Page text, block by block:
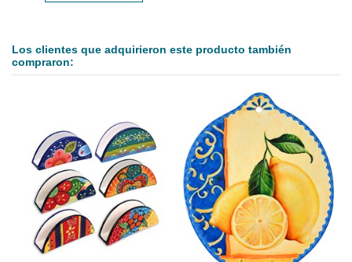
Los clientes que adquirieron este producto también
compraron: